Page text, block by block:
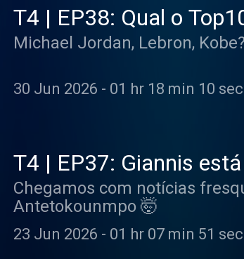
T4 | EP38: Qual o
Michael Jordan, Lebron,
30 Jun 2026 - 01 hr 18 min 10 sec
T4 | EP37: Giannis
Chegamos com notícias
Antetokounmpo 🤯
23 Jun 2026 - 01 hr 07 min 51 sec